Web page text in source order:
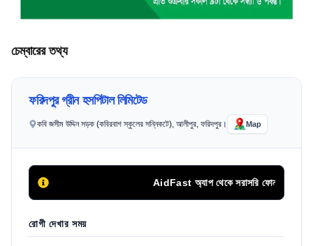
চেম্বারের তথ্য
ফরিদপুর গ্রীন হসপিটাল লিমিটেড
কবি জসীম উদ্দিন সড়ক (কবিরবাগ স্কুলের সন্নিকটে), আলীপুর, ফরিদপুর। Map
AidFast অ্যাপ থেকে সরাসরি ফোন কলের মাধ্যমে
রোগী দেখার সময়